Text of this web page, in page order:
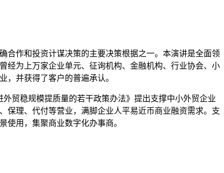
作和投资计谋决策的主要决策根据之一。本演讲是全面领
经为上万家企业单元、征询机构、金融机构、行业协会、小
，并获得了客户的普遍承认。
贸稳规模提质量的若干政策办法》提出支撑中小外贸企业
保理、代付等营业，满脚企业人平易近币商业融资需求。支
使用，集聚商业数字化办事商。